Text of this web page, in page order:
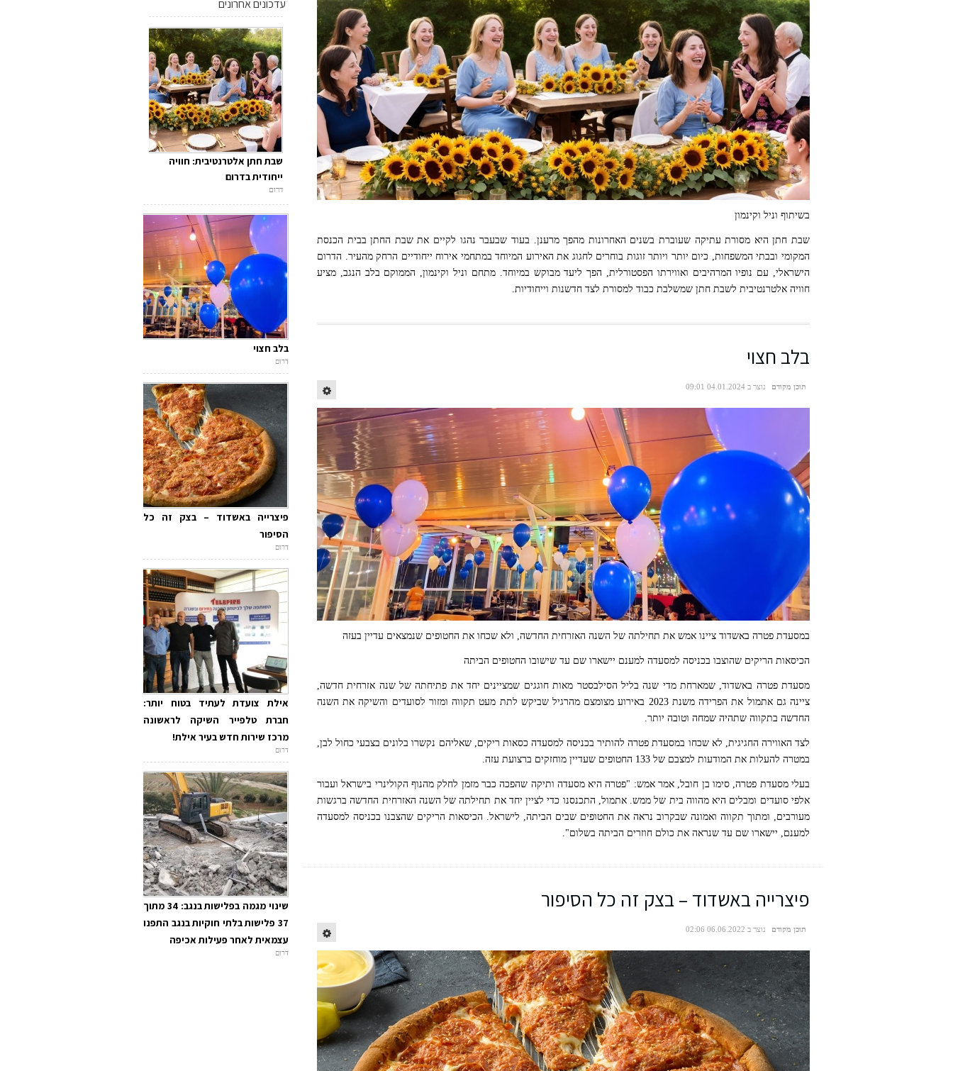
קרדיט התמונה: תמונה זו נוצרה על ידי NOVITA בינה מלאכותית
בשיתוף וניל וקינמון
שבת חתן היא מסורת עתיקה שעוברת בשנים האחרונות מהפך מרענן. בעוד שבעבר נהגו לקיים את שבת החתן בבית הכנסת
המקומי ובבתי המשפחות, כיום יותר ויותר זוגות בוחרים לחגוג את האירוע המיוחד במתחמי אירוח ייחודיים הרחק מהעיר. הדרום
הישראלי, עם נופיו המרהיבים ואווירתו הפסטורלית, הפך ליעד מבוקש במיוחד. מתחם וניל וקינמון, הממוקם בלב הנגב, מציע
חוויה אלטרנטיבית לשבת חתן שמשלבת כבוד למסורת לצד חדשנות וייחודיות.
בלב חצוי
תוכן מקודם נוצר ב 04.01.2024 09:01
במסעדת פטרה באשדוד ציינו אמש את תחילתה של השנה האזרחית החדשה, ולא שכחו את החטופים שנמצאים עדיין בעזה
הכיסאות הריקים שהוצבו בכניסה למסעדה למענם יישארו שם עד שישובו החטופים הביתה
מסעדת פטרה באשדוד, שמארחת מדי שנה בליל הסילבסטר מאות חוגגים שמציינים יחד את פתיחתה של שנה אזרחית חדשה,
ציינה גם אתמול את הפרידה משנת 2023 באירוע מצומצם מהרגיל שביקש לתת מעט תקווה ומזור לסועדים והשיקה את השנה
החדשה בתקווה שתהיה שמחה וטובה יותר.
לצד האווירה החגיגית, לא שכחו במסעדת פטרה להותיר בכניסה למסעדה כסאות ריקים, שאליהם נקשרו בלונים בצבעי כחול לבן,
במטרה להעלות את המודעות למצבם של 133 החטופים שעדיין מוחזקים ברצועת עזה.
בעלי מסעדת פטרה, סימו בן חובל, אמר אמש: "פטרה היא מסעדה ותיקה שהפכה כבר מזמן לחלק מהנוף הקולינרי בישראל ועבור
אלפי סועדים ומבלים היא מהווה בית של ממש. אתמול, התכנסנו כדי לציין יחד את תחילתה של השנה האזרחית החדשה ברגשות
מעורבים, ומתוך תקווה ואמונה שבקרוב נראה את החטופים שבים הביתה, לישראל. הכיסאות הריקים שהצבנו בכניסה למסעדה
למענם, יישארו שם עד שנראה את כולם חוזרים הביתה בשלום".
פיצרייה באשדוד – בצק זה כל הסיפור
תוכן מקודם נוצר ב 06.06.2022 02:06
עדכונים אחרונים
שבת חתן אלטרנטיבית: חוויה
ייחודית בדרום
דרום
בלב חצוי
דרום
פיצרייה באשדוד – בצק זה כל
הסיפור
דרום
אילת צועדת לעתיד בטוח יותר:
חברת טלפייר השיקה לראשונה
מרכז שירות חדש בעיר אילת!
דרום
שינוי מגמה בפלישות בנגב: 34 מתוך
37 פלישות בלתי חוקיות בנגב התפנו
עצמאית לאחר פעילות אכיפה
דרום